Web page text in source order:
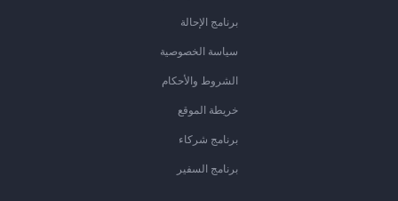
برنامج الإحالة
سياسة الخصوصية
الشروط والأحكام
خريطة الموقع
برنامج شركاء
برنامج السفير